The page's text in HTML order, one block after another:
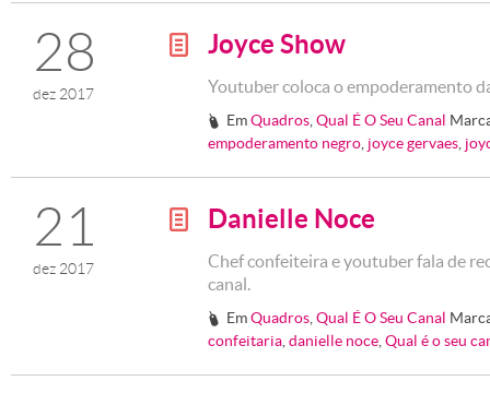
28
dez 2017
g Joyce Show
Youtuber coloca o empoderamento
# EmQuadros,Qual É O Seu Canal
empoderamento negro, joyce gervaes,
21
dez 2017
g Danielle Noce
Chef confeiteira e youtuber fala de
canal.
# EmQuadros,Qual É O Seu Canal
confeitaria,danielle noce,Qual é o seu